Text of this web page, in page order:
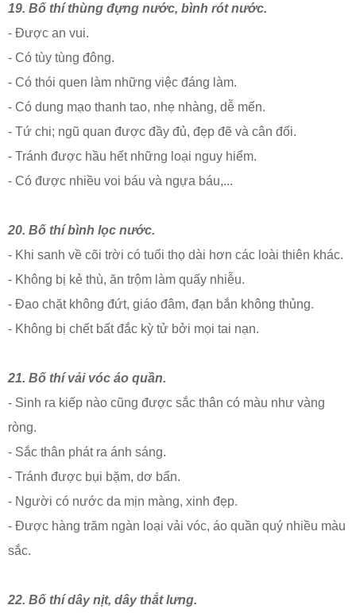
19. Bố thí thùng đựng nước, bình rót nước.
- Được an vui.
- Có tùy tùng đông.
- Có thói quen làm những việc đáng làm.
- Có dung mạo thanh tao, nhẹ nhàng, dễ mến.
- Tứ chi; ngũ quan được đầy đủ, đẹp đẽ và cân đối.
- Tránh được hầu hết những loại nguy hiểm.
- Có được nhiều voi báu và ngựa báu,...
20. Bố thí bình lọc nước.
- Khi sanh về cõi trời có tuổi thọ dài hơn các loài thiên khác.
- Không bị kẻ thù, ăn trộm làm quấy nhiễu.
- Đao chặt không đứt, giáo đâm, đạn bắn không thủng.
- Không bị chết bất đắc kỳ tử bởi mọi tai nạn.
21. Bố thí vải vóc áo quần.
- Sinh ra kiếp nào cũng được sắc thân có màu như vàng
ròng.
- Sắc thân phát ra ánh sáng.
- Tránh được bụi bặm, dơ bẩn.
- Người có nước da mịn màng, xinh đẹp.
- Được hàng trăm ngàn loại vải vóc, áo quần quý nhiều màu
sắc.
22. Bố thí dây nịt, dây thắt lưng.